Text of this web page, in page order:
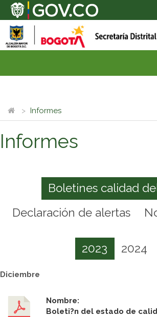
Informes
Informes
Boletines calidad
Declaración de alertas
2023 2024
Diciembre
Nombre:
Boleti?n del estado de